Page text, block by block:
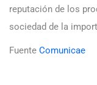
reputación de los
sociedad de la
Fuente Comunicae